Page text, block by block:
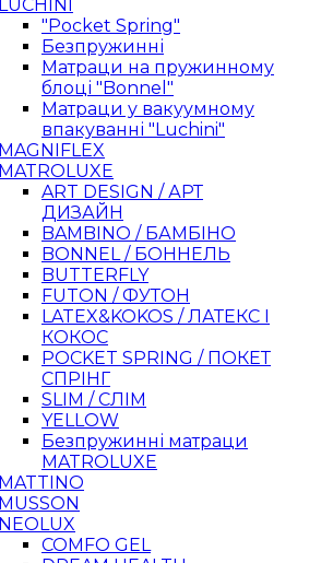
LUCHINI
"Pocket Spring"
Безпружинні
Матраци на пружинному
блоці "Bonnel"
Матраци у вакуумному
впакуванні "Luchini"
MAGNIFLEX
MATROLUXE
ART DESIGN / АРТ
ДИЗАЙН
BAMBINO / БАМБІНО
BONNEL / БОННЕЛЬ
BUTTERFLY
FUTON / ФУТОН
LATEX&KOKOS / ЛАТЕКС І
КОКОС
POCKET SPRING / ПОКЕТ
СПРІНГ
SLIM / СЛІМ
YELLOW
Безпружинні матраци
MATROLUXE
MATTINO
MUSSON
NEOLUX
COMFO GEL